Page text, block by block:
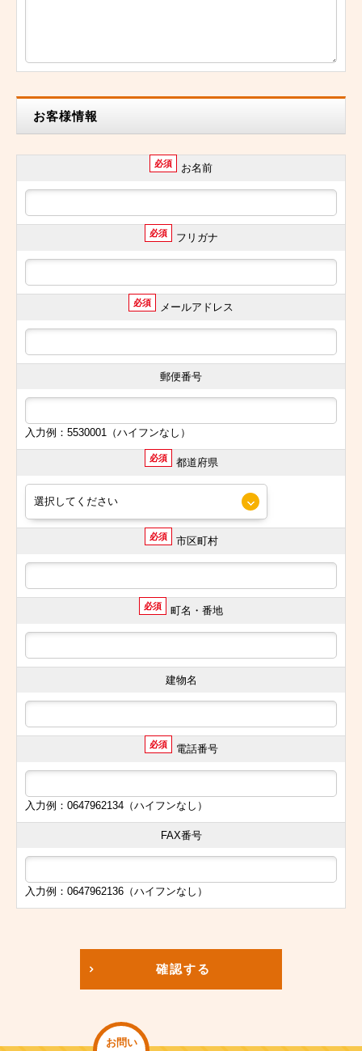
お客様情報
必須 お名前
必須 フリガナ
必須 メールアドレス
郵便番号
入力例：5530001（ハイフンなし）
必須 都道府県
必須 市区町村
必須 町名・番地
建物名
必須 電話番号
入力例：0647962134（ハイフンなし）
FAX番号
入力例：0647962136（ハイフンなし）
確認する
お問い